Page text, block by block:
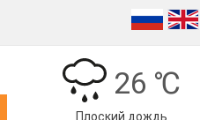
26 ℃
Плоский дождь